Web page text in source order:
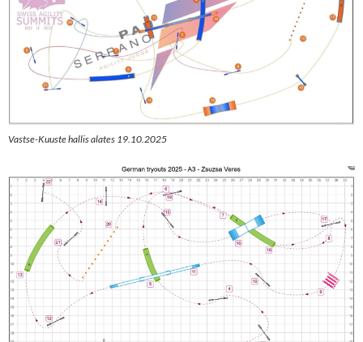
Vastse-Kuuste hallis alates 19.10.2025